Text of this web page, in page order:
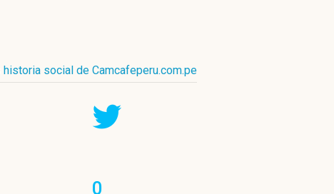
historia social de Camcafeperu.com.pe
0